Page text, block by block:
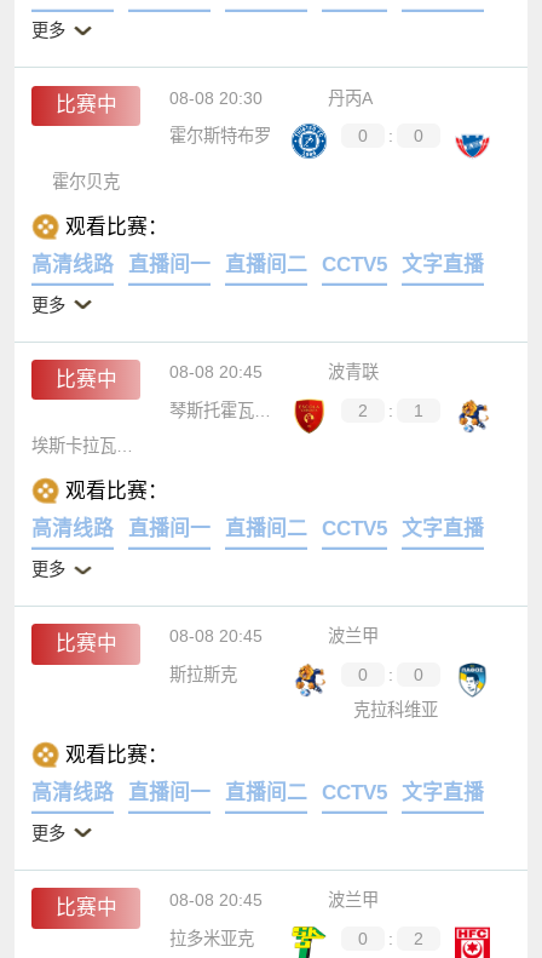
更多
比赛中 08-08 20:30
丹丙A
霍尔斯特布罗
0 : 0
霍尔贝克
观看比赛：
高清线路
直播间一 直播间二 CCTV5 文字直播
更多
比赛中 08-08 20:45
波青联
琴斯托霍瓦青年队
2 :
1
观看比赛：
高清线路
直播间一 直播间二 CCTV5 文字直播
更多
比赛中 08-08 20:45
波兰甲
斯拉斯克
0 :
0
克拉科维亚
观看比赛：
高清线路
直播间一 直播间二 CCTV5 文字直播
更多
比赛中 08-08 20:45
波兰甲
拉多米亚克
0 : 2